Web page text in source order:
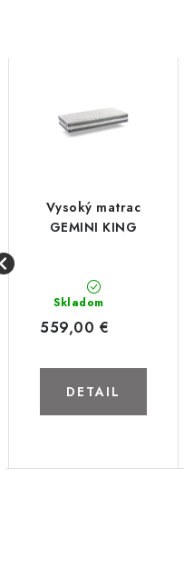
Vysoký matrac
GEMINI KING
Skladom
559,00 €
DETAIL